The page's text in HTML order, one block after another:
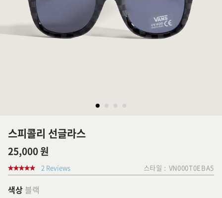
스피콜리 선글라스
25,000 원
2 Reviews 스타일 : VN000T0EBA5
색상 블랙